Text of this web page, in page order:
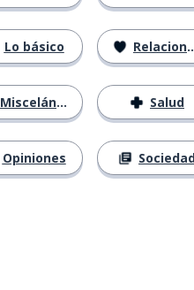
Lo básico
Misceláneo
Opiniones
Relaciones
Salud